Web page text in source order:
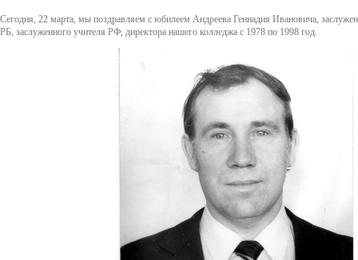
Сегодня, 22 марта, мы поздравляем с юбилеем Андреева Геннадия Ивановича,
РБ, заслуженного учителя РФ, директора нашего колледжа с 1978 по 1998 год.